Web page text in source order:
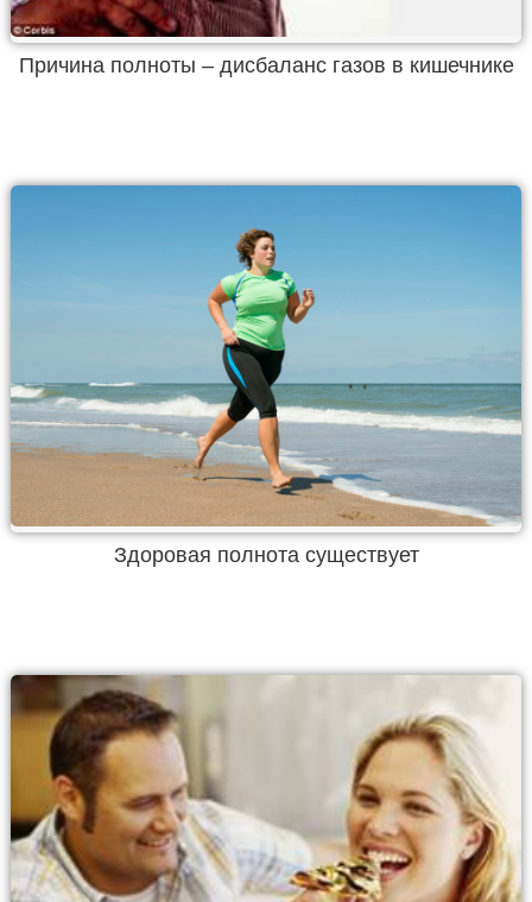
Причина полноты – дисбаланс газов в кишечнике
Здоровая полнота существует